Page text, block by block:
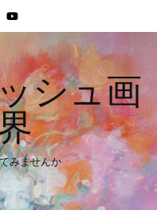
シュ画
みませんか